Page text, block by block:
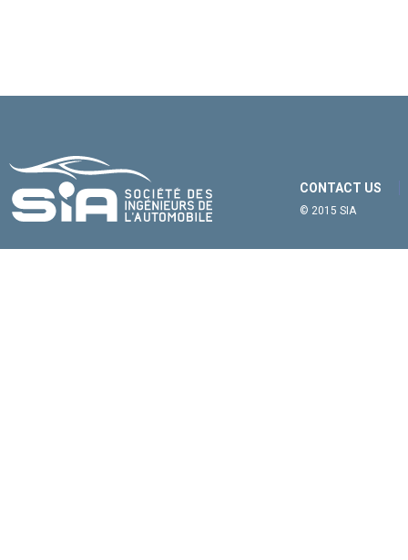
CONTACT US
© 2015 SIA